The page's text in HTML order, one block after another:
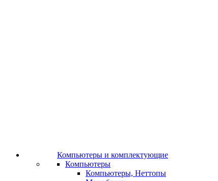
Компьютеры и комплектующие
Компьютеры
Компьютеры, Неттопы